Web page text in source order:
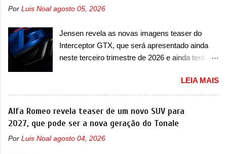
apenas sete unidades produzidas... para todo
equipado com um motor V10 Supercharger
capaz de desenvolver cerca de 800cv que
separou a performance exótica da aventura i...
mudará de nome. Vendido na Europa como 02
vendido na China apenas como ‘20’. Junto das
mudanças visuais, a marca confirmou que ele
pode ser um dos primeiros produtos da
eficiência térmica e integra 12 elementos de
hardware. Entre eles, motor elétrico, controlador
de motor, redutor, conversor CC-CC, OBC,
Por Luis Noal agosto 05, 2026
Jensen revela as novas imagens teaser do
Interceptor GTX, que será apresentado ainda
neste terceiro trimestre de 2026 e ainda terá
International Automotive (abreviação de JIA)
apresentou uma nova imagem teaser que
mostra como será o Interceptor GTX, o
esportivo que recolocará a marca no mercado.
O granturismo (GT) apareceu em uma nova
imagem de traseira, onde ele aparece o para-
LEIA MAIS
Alfa Romeo revela teaser de um novo SUV para
2027, que pode ser a nova geração do Tonale
Por Luis Noal agosto 04, 2026